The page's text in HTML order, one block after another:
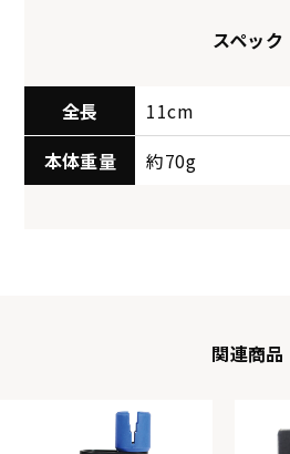
スペック
全長
11cm
本体重量
約70g
関連商品